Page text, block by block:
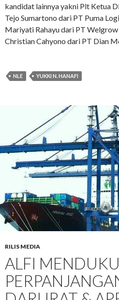
kandidat lainnya yakni Plt Ketua
Tejo Sumartono dari PT Puma
Mariyati Rahayu dari PT
Christian Cahyono dari PT Dian
NLE YUKKI N. HANAFI
RILIS MEDIA
ALFI